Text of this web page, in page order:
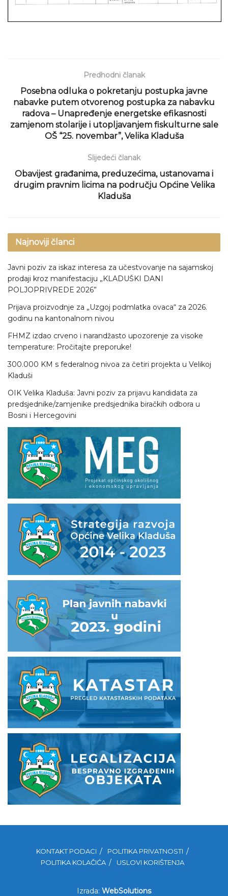
Predhodni članak
Posebna odluka o pokretanju postupka javne
nabavke putem otvorenog postupka za nabavku
radova – Unapređenje energetske efikasnosti
zamjenom stolarije i utopljavanjem fiskulturne sale
OŠ “25. novembar”, Velika Kladuša
Slijedeći članak
Obavijest građanima, preduzećima, ustanovama i
drugim pravnim licima na području Općine Velika
Kladuša
Najnoviji članci
Javni poziv za iskaz interesa za učestvovanje na sajamskoj
prodaji kroz manifestaciju „KLADUŠKI DANI
POLJOPRIVREDE 2026”
Prijava proizvodnje za „Uzgoj podmlatka ovaca“ za 2026.
godinu na kantonalnom nivou
FHMZ izdao crveno i narandžasto upozorenje za visoke
temperature: Pročitajte preporuke!
300.000 KM s federalnog nivoa za četiri projekta u Velikoj
Kladuši
OIK Velika Kladuša: Javni poziv za prijavu kandidata za
predsjednike/zamjenike predsjednika biračkih odbora u
Bosni i Hercegovini
KONTAKT PODACI
POLITIKA PRIVATNOSTI
POLITIKA KOLAČIĆA
USLOVI KORIŠTENJA
Izrada: WebSolutions